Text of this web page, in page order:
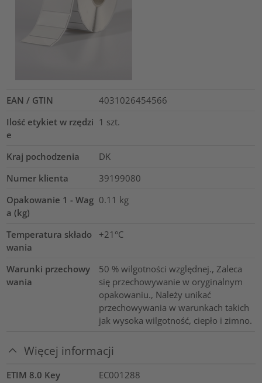
EAN / GTIN
4031026454566
Ilość etykiet w rzędzi
e
1 szt.
Kraj pochodzenia
DK
Numer klienta
39199080
Opakowanie 1 - Wag
a (kg)
0.11 kg
Temperatura składo
wania
+21°C
Warunki przechowy
wania
50 % wilgotności względnej., Zaleca
się przechowywanie w oryginalnym
opakowaniu., Należy unikać
przechowywania w warunkach takich
jak wysoka wilgotność, ciepło i zimno.
Więcej informacji
ETIM 8.0 Key
EC001288